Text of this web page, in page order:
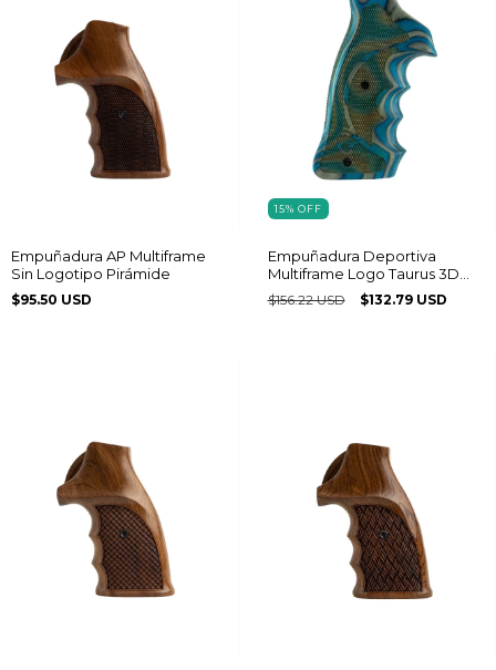
Empuñadura AP Multiframe
Sin Logotipo Pirámide
$95.50 USD
15% OFF
Empuñadura Deportiva
Multiframe Logo Taurus 3D
Laminado
$156.22 USD $132.79 USD